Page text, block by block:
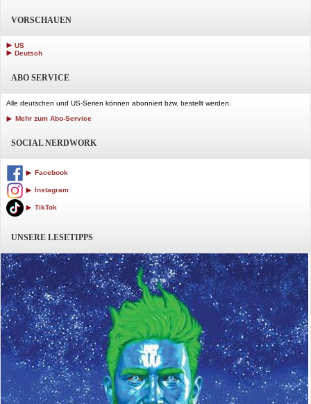
VORSCHAUEN
US
Deutsch
ABO SERVICE
Alle deutschen und US-Serien können abonniert bzw. bestellt werden.
Mehr zum Abo-Service
SOCIAL NERDWORK
Facebook
Instagram
TikTok
UNSERE LESETIPPS